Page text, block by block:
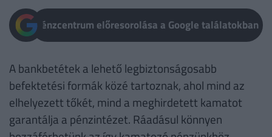
Pénzcentrum előresorolása a Google találatokban
A bankbetétek a lehető legbiztonságosabb
befektetési formák közé tartoznak, ahol mind az
elhelyezett tőkét, mind a meghirdetett kamatot
garantálja a pénzintézet. Ráadásul könnyen